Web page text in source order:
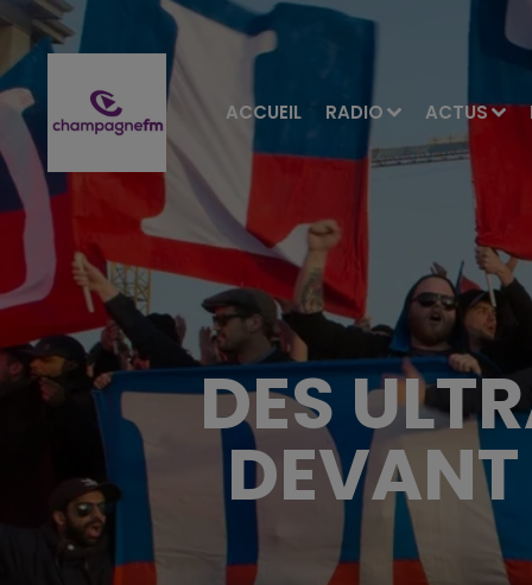
ACCUEIL RADIO ACTUS
DES
DEVANT